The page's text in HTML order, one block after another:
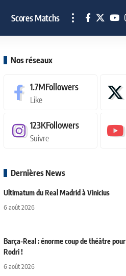
Scores Matchs
Nos réseaux
1.7MFollowers
Like
123KFollowers
Suivre
Dernières News
Ultimatum du Real Madrid à Vinicius
6 août 2026
Barça-Real : énorme coup de théâtre pour
Rodri !
6 août 2026